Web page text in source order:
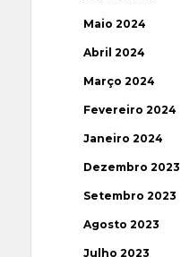
Maio 2024
Abril 2024
Março 2024
Fevereiro 2024
Janeiro 2024
Dezembro 2023
Setembro 2023
Agosto 2023
Julho 2023